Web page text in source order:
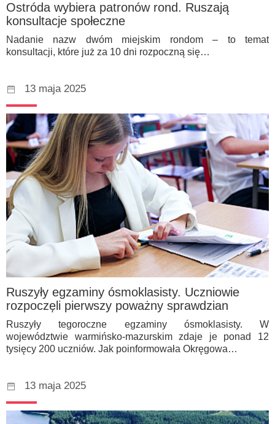
Ostróda wybiera patronów rond. Ruszają
konsultacje społeczne
Nadanie nazw dwóm miejskim rondom – to temat
konsultacji, które już za 10 dni rozpoczną się…
13 maja 2025
Ruszyły egzaminy ósmoklasisty. Uczniowie
rozpoczęli pierwszy poważny sprawdzian
Ruszyły tegoroczne egzaminy ósmoklasisty. W
województwie warmińsko-mazurskim zdaje je ponad 12
tysięcy 200 uczniów. Jak poinformowała Okręgowa…
13 maja 2025